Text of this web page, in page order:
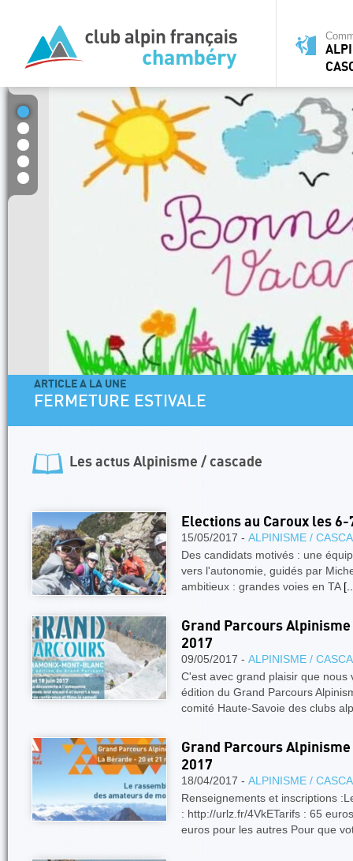
ARTICLE A LA UNE
FERMETURE ESTIVALE
Les actus Alpinisme / cascade
Elections au Caroux les
15/05/2017 - ALPINISME /
Des candidats motivés : une
vers l'autonomie, guidés par
ambitieux : grandes voies en TA
Grand Parcours Alpinisme
2017
09/05/2017 - ALPINISME /
C'est avec grand plaisir que nous
édition du Grand Parcours
comité Haute-Savoie des clubs
Grand Parcours Alpinisme
2017
18/04/2017 - ALPINISME /
Renseignements et inscriptions
: http://urlz.fr/4VkETarifs : 65
euros pour les autres Pour que